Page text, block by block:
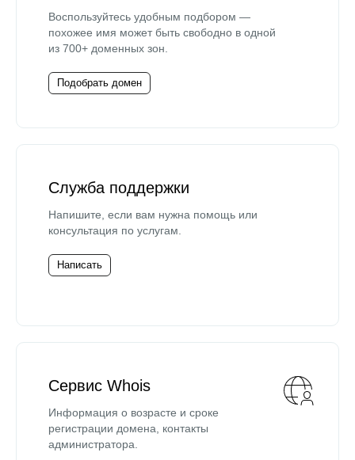
Воспользуйтесь удобным подбором —
похожее имя может быть свободно в одной
из 700+ доменных зон.
Подобрать домен
Служба поддержки
Напишите, если вам нужна помощь или
консультация по услугам.
Написать
Сервис Whois
Информация о возрасте и сроке
регистрации домена, контакты
администратора.